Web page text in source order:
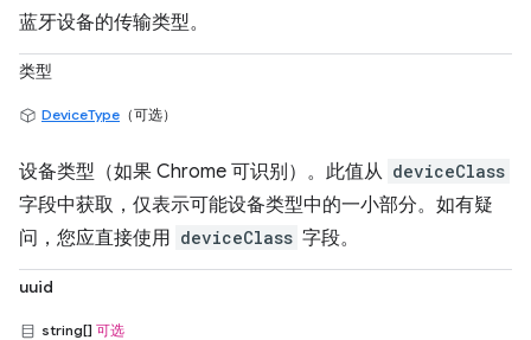
蓝牙设备的传输类型。
类型
DeviceType （可选）
设备类型（如果 Chrome 可识别）。此值从 deviceClass
字段中获取，仅表示可能设备类型中的一小部分。如有疑
问，您应直接使用 deviceClass 字段。
uuid
string[] 可选